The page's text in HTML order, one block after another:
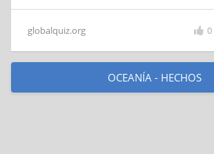
globalquiz.org 0
OCEANÍA - HECHOS